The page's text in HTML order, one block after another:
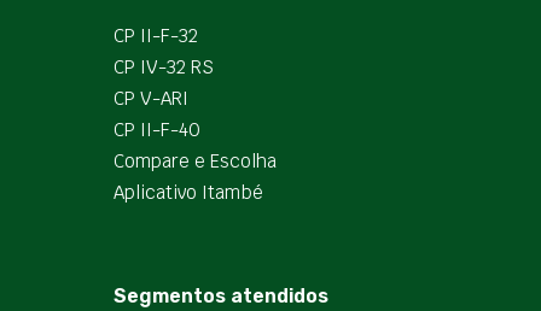
CP II-F-32
CP IV-32 RS
CP V-ARI
CP II-F-40
Compare e Escolha
Aplicativo Itambé
Segmentos atendidos